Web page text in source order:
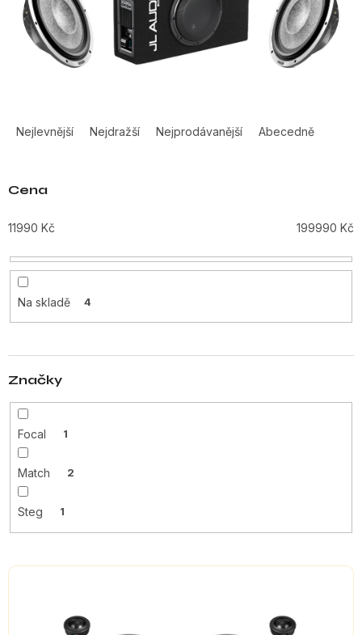
a
n
í
p
r
o
d
u
t
Nejlevnější Nejdražší Nejprodávanější Abecedně
Cena
11990 Kč 199990 Kč
Na skladě 4
Značky
Focal 1
Match 2
Steg 1
V